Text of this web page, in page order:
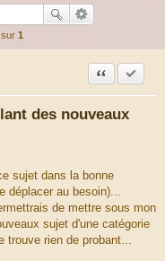
sur 1
des nouveaux
Citation
sujet dans la bonne
déplacer au besoin)...
de mettre sous mon
sujet d'une catégorie
trouve rien de probant...